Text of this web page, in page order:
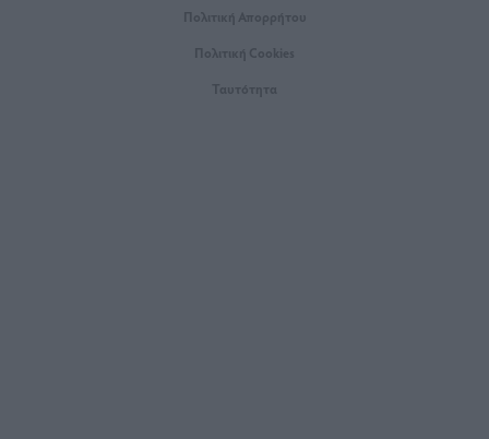
Πολιτική Απορρήτου
Πολιτική Cookies
Ταυτότητα